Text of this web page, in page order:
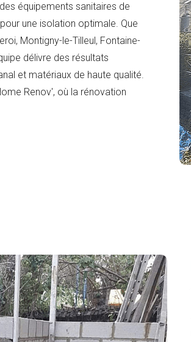
équipements sanitaires de
une isolation optimale. Que
Montigny-le-Tilleul, Fontaine-
délivre des résultats
et matériaux de haute qualité.
Renov', où la rénovation